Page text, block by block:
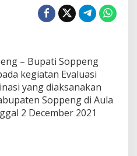
– Bupati Soppeng
kegiatan Evaluasi
yang diaksanakan
Soppeng di Aula
2 December 2021